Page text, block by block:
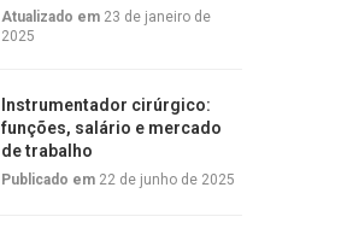
Atualizado em 23 de janeiro de
2025
Instrumentador cirúrgico:
funções, salário e mercado
de trabalho
Publicado em 22 de junho de 2025